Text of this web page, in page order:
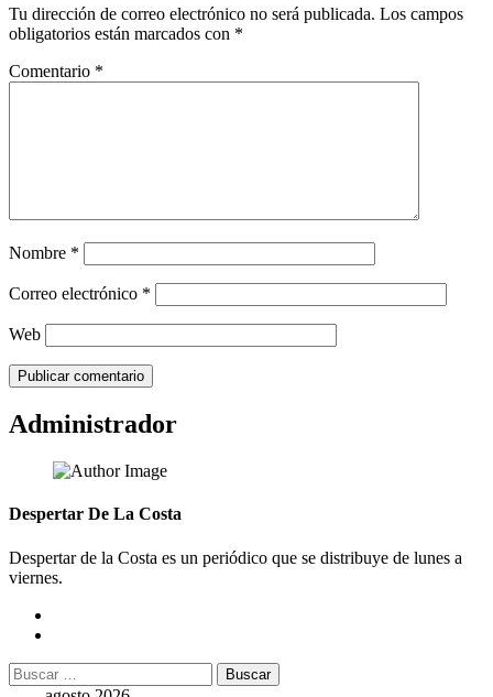
Tu dirección de correo electrónico no será publicada. Los campos
obligatorios están marcados con *
Comentario *
Nombre *
Correo electrónico *
Web
Administrador
Despertar De La Costa
Despertar de la Costa es un periódico que se distribuye de lunes a
viernes.
Buscar: